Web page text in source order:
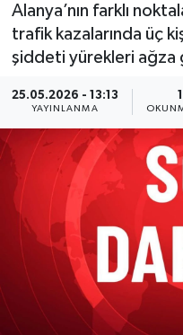
Alanya’nın farklı
trafik kazalarında üç
şiddeti yürekleri ağza
25.05.2026 - 13:13
YAYINLANMA
Ekonomi
Gazipaşa
Haber Arşivi